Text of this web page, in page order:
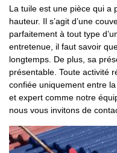
La tuile est une pièce qui a
hauteur. Il s’agit d’une
parfaitement à tout type
entretenue, il faut savoir
longtemps. De plus, sa
présentable. Toute activité
confiée uniquement entre
et expert comme notre
nous vous invitons de